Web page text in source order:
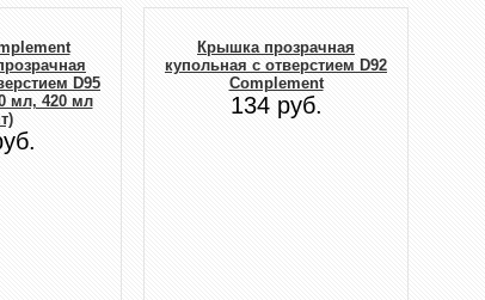
D95
мл, 420 мл
Крышка прозрачная
купольная с отверстием D92
Complement
134 руб.